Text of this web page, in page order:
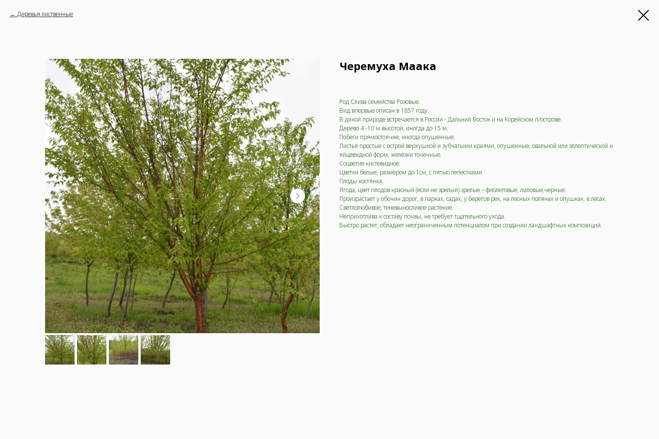
Деревья лиственные
Черемуха Маака
Род Слива семейства Розовые.
Вид впервые описан в 1857 году.
В дикой природе встречается в России - Дальний Восток и на Корейском п/острове.
Дерево 4 -10 м высотой, иногда до 15 м.
Побеги прямостоячие, иногда опушенные.
Листья простые с острой верхушкой и зубчатыми краями, опушенные, овальной или эллептической и
яйцевидной форм, желёзки точечные.
Соцветие кистевидное.
Цветки белые, размером до 1см, с пятью лепестками.
Плоды костянка.
Ягода, цвет плодов красный (если не зрелый) зрелые – фиолетовые, лиловые,черные.
Произрастает у обочин дорог, в парках, садах, у берегов рек, на лесных полянах и опушках, в лесах.
Светлолюбивое, теневыносливое растение.
Неприхотлива к составу почвы, не требует тщательного ухода.
Быстро растет, обладает неограниченным потенциалом при создании ландшафтных композиций.